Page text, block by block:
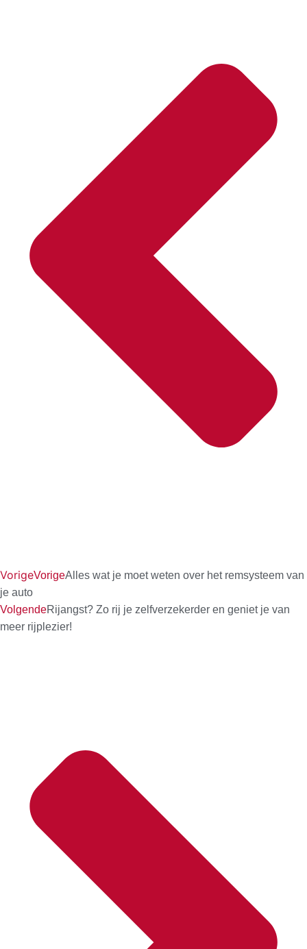
VorigeVorigeAlles wat je moet weten over het remsysteem van
je auto
VolgendeRijangst? Zo rij je zelfverzekerder en geniet je van
meer rijplezier!